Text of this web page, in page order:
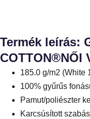
Termék leírás:
COTTON®NŐI
185.0 g/m2 (White
100% gyűrűs
Pamut/poliészter
Karcsúsított